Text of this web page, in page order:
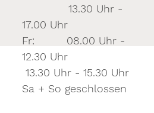
13.30 Uhr -
17.00 Uhr
Fr: 08.00 Uhr -
12.30 Uhr
13.30 Uhr - 15.30 Uhr
Sa + So geschlossen